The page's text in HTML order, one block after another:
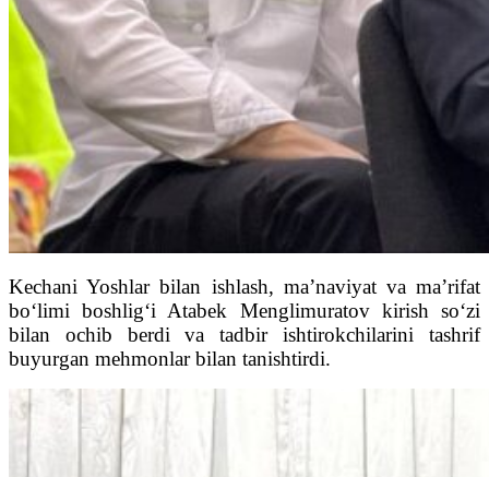
Kechani Yoshlar bilan ishlash, ma’naviyat va ma’rifat
bo‘limi boshlig‘i Atabek Menglimuratov kirish so‘zi
bilan ochib berdi va tadbir ishtirokchilarini tashrif
buyurgan mehmonlar bilan tanishtirdi.